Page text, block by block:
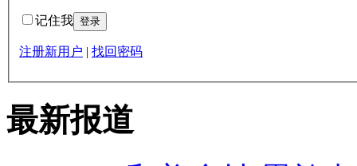
记住我
注册新用户 找回密码
最新报道